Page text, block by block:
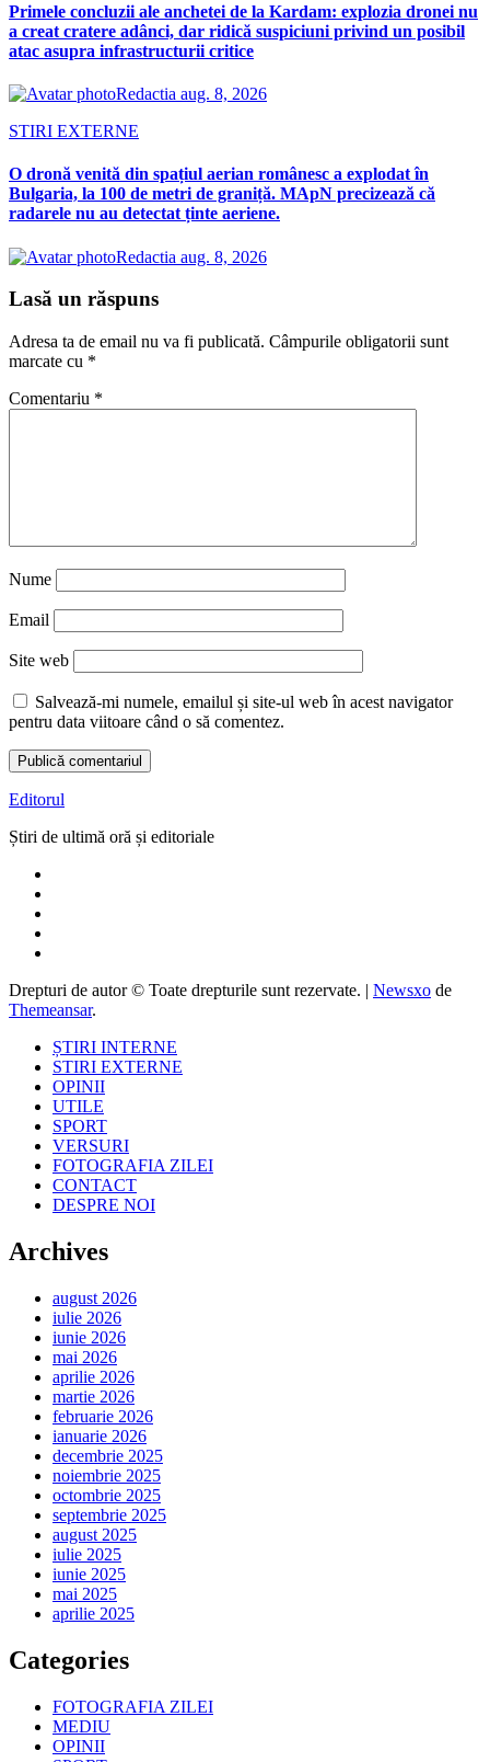
Primele concluzii ale anchetei de la Kardam: explozia dronei nu
a creat cratere adânci, dar ridică suspiciuni privind un posibil
atac asupra infrastructurii critice
Redactia aug. 8, 2026
STIRI EXTERNE
O dronă venită din spațiul aerian românesc a explodat în
Bulgaria, la 100 de metri de graniță. MApN precizează că
radarele nu au detectat ținte aeriene.
Redactia aug. 8, 2026
Lasă un răspuns
Adresa ta de email nu va fi publicată. Câmpurile obligatorii sunt
marcate cu *
Comentariu *
Nume
Email
Site web
Salvează-mi numele, emailul și site-ul web în acest navigator
pentru data viitoare când o să comentez.
Editorul
Știri de ultimă oră și editoriale
Drepturi de autor © Toate drepturile sunt rezervate. | Newsxo de
Themeansar.
ȘTIRI INTERNE
STIRI EXTERNE
OPINII
UTILE
SPORT
VERSURI
FOTOGRAFIA ZILEI
CONTACT
DESPRE NOI
Archives
august 2026
iulie 2026
iunie 2026
mai 2026
aprilie 2026
martie 2026
februarie 2026
ianuarie 2026
decembrie 2025
noiembrie 2025
octombrie 2025
septembrie 2025
august 2025
iulie 2025
iunie 2025
mai 2025
aprilie 2025
Categories
FOTOGRAFIA ZILEI
MEDIU
OPINII